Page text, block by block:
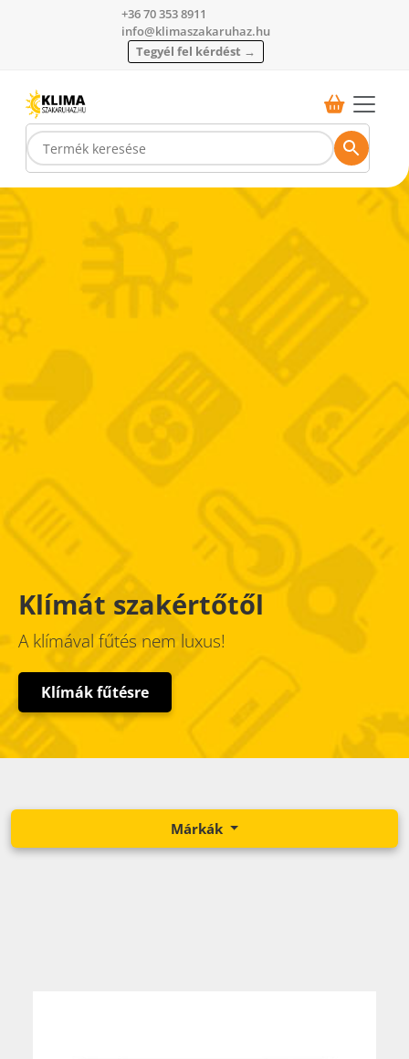
+36 70 353 8911
info@klimaszakaruhaz.hu
Tegyél fel kérdést →
Klímát szakértőtől
A klímával fűtés nem luxus!
Klímák fűtésre
Márkák